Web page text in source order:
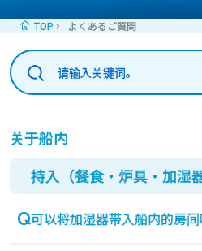
TOP よくあるご質問
关于船内
持入（餐食・炉具・加湿器
可以将加湿器带入船内的房间